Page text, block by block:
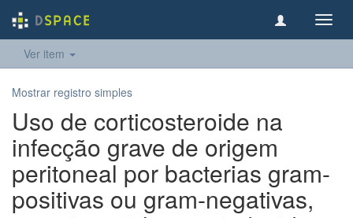
Ver item
Mostrar registro simples
Uso de corticosteroide na
infecção grave de origem
peritoneal por bacterias gram-
positivas ou gram-negativas,